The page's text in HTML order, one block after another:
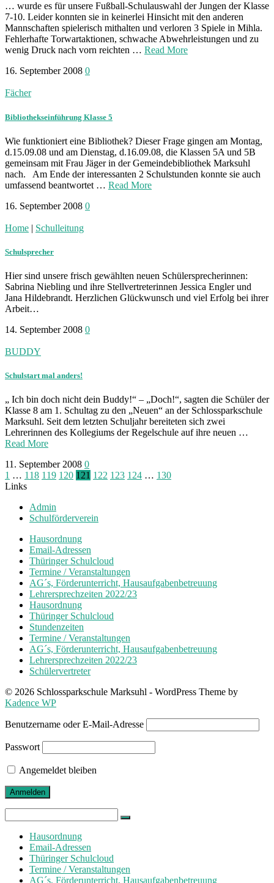
… wurde es für unsere Fußball-Schulauswahl der Jungen der Klasse
7-10. Leider konnten sie in keinerlei Hinsicht mit den anderen
Mannschaften spielerisch mithalten und verloren 3 Spiele in Mihla.
Fehlerhafte Torwartaktionen, schwache Abwehrleistungen und zu
wenig Druck nach vorn reichten … Read More
16. September 2008 0
Fächer
Bibliothekseinführung Klasse 5
Wie funktioniert eine Bibliothek? Dieser Frage gingen am Montag,
d.15.09.08 und am Dienstag, d.16.09.08, die Klassen 5A und 5B
gemeinsam mit Frau Jäger in der Gemeindebibliothek Marksuhl
nach. Am Ende der interessanten 2 Schulstunden konnte sie auch
umfassend beantwortet … Read More
16. September 2008 0
Home | Schulleitung
Schulsprecher
Hier sind unsere frisch gewählten neuen Schülersprecherinnen:
Sabrina Niebling und ihre Stellvertreterinnen Jessica Engler und
Jana Hildebrandt. Herzlichen Glückwunsch und viel Erfolg bei ihrer
Arbeit…
14. September 2008 0
BUDDY
Schulstart mal anders!
„ Ich bin doch nicht dein Buddy!“ – „Doch!“, sagten die Schüler der
Klasse 8 am 1. Schultag zu den „Neuen“ an der Schlossparkschule
Marksuhl. Seit dem letzten Schuljahr bereiteten sich zwei
Lehrerinnen des Kollegiums der Regelschule auf ihre neuen …
Read More
11. September 2008 0
Seitennummerierung
der
Beiträge
1 … 118 119 120 121 122 123 124 … 130
Links
Admin
Schulförderverein
Hausordnung
Email-Adressen
Thüringer Schulcloud
Termine / Veranstaltungen
AG´s, Förderunterricht, Hausaufgabenbetreuung
Lehrersprechzeiten 2022/23
Hausordnung
Thüringer Schulcloud
Stundenzeiten
Termine / Veranstaltungen
AG´s, Förderunterricht, Hausaufgabenbetreuung
Lehrersprechzeiten 2022/23
Schülervertreter
© 2026 Schlossparkschule Marksuhl - WordPress Theme by
Kadence WP
Benutzername oder E-Mail-Adresse
Passwort
Angemeldet bleiben
for:
Hausordnung
Email-Adressen
Thüringer Schulcloud
Termine / Veranstaltungen
AG´s, Förderunterricht, Hausaufgabenbetreuung